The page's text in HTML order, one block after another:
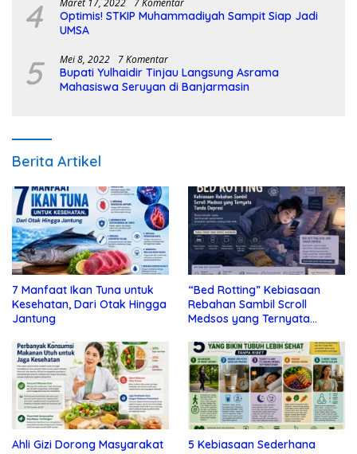
4 Maret 17, 2022 7 Komentar
Optimis! STKIP Muhammadiyah Sampit Siap Jadi
UMSA
5 Mei 8, 2022 7 Komentar
Bupati Yulhaidir Tinjau Langsung Asrama
Mahasiswa Seruyan di Banjarmasin
Berita Artikel
7 Manfaat Ikan Tuna untuk
Kesehatan, Dari Otak Hingga
Jantung
“Bed Rotting” Kebiasaan
Rebahan Sambil Scroll
Medsos yang Ternyata
Ahli Gizi Dorong Masyarakat
5 Kebiasaan Sederhana